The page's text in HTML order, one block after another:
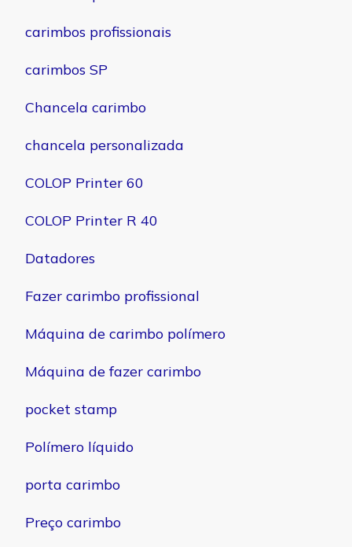
carimbos profissionais
carimbos SP
Chancela carimbo
chancela personalizada
COLOP Printer 60
COLOP Printer R 40
Datadores
Fazer carimbo profissional
Máquina de carimbo polímero
Máquina de fazer carimbo
pocket stamp
Polímero líquido
porta carimbo
Preço carimbo